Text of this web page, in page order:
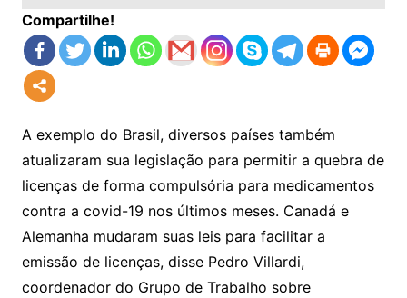
Compartilhe!
A exemplo do Brasil, diversos países também
atualizaram sua legislação para permitir a quebra de
licenças de forma compulsória para medicamentos
contra a covid-19 nos últimos meses. Canadá e
Alemanha mudaram suas leis para facilitar a
emissão de licenças, disse Pedro Villardi,
coordenador do Grupo de Trabalho sobre